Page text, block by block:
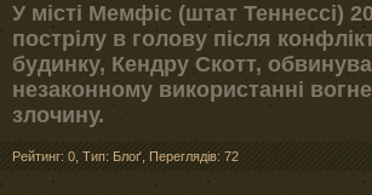
У місті Мемфіс (штат Теннессі)
пострілу в голову після
будинку, Кендру Скотт,
незаконному використанні
злочину.
Рейтинг: 0 Тип: Блоґ Переглядів: 72